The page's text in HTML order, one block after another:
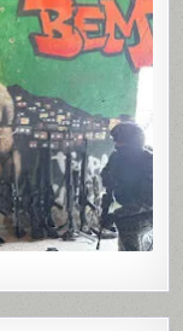
MORTOS
NOS
DO
ALEMÃO
PENHA,
NO
RIO